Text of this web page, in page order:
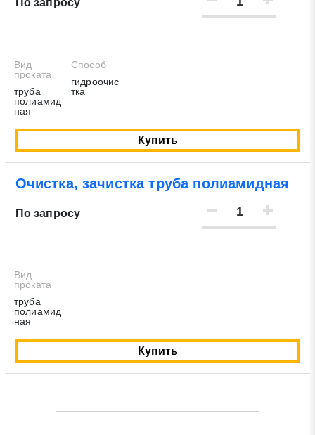
По запросу
Вид
проката
труба
полиамид
ная
Способ
гидроочис
тка
Купить
Очистка, зачистка труба полиамидная
По запросу
Вид
проката
труба
полиамид
ная
Купить
Заявка на обратный звонок
Отправить заявку